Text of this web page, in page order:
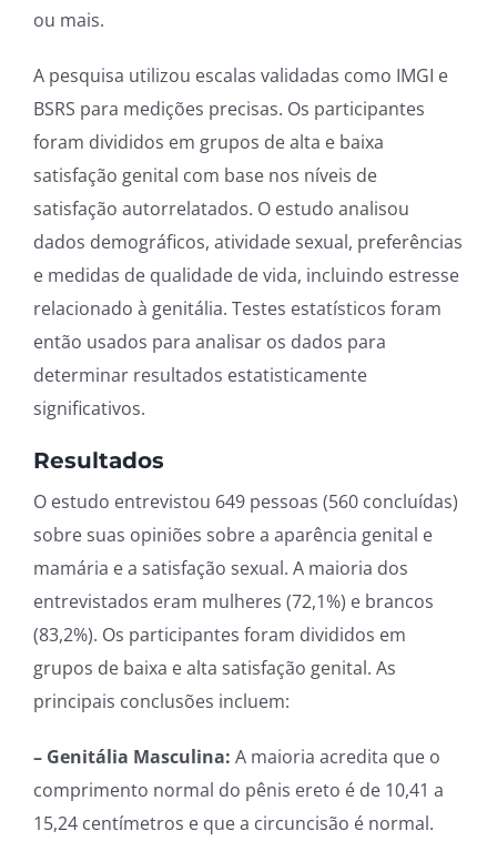
ou mais.
A pesquisa utilizou escalas validadas como IMGI e
BSRS para medições precisas. Os participantes
foram divididos em grupos de alta e baixa
satisfação genital com base nos níveis de
satisfação autorrelatados. O estudo analisou
dados demográficos, atividade sexual, preferências
e medidas de qualidade de vida, incluindo estresse
relacionado à genitália. Testes estatísticos foram
então usados ​​para analisar os dados para
determinar resultados estatisticamente
significativos.
Resultados
O estudo entrevistou 649 pessoas (560 concluídas)
sobre suas opiniões sobre a aparência genital e
mamária e a satisfação sexual. A maioria dos
entrevistados eram mulheres (72,1%) e brancos
(83,2%). Os participantes foram divididos em
grupos de baixa e alta satisfação genital. As
principais conclusões incluem:
– Genitália Masculina: A maioria acredita que o
comprimento normal do pênis ereto é de 10,41 a
15,24 centímetros e que a circuncisão é normal.